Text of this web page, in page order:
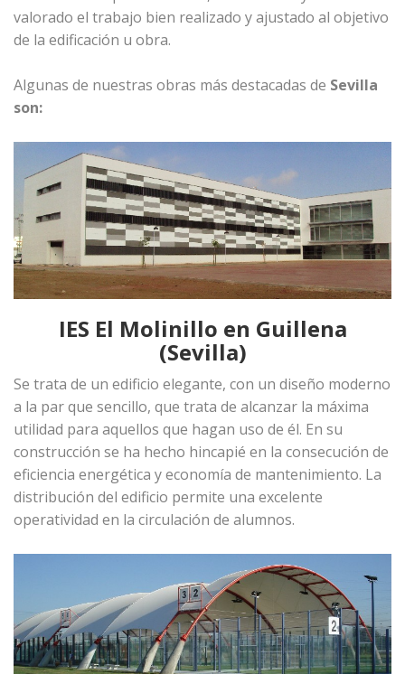
valorado el trabajo bien realizado y ajustado al objetivo
de la edificación u obra.
Algunas de nuestras obras más destacadas de Sevilla
son:
IES El Molinillo en Guillena
(Sevilla)
Se trata de un edificio elegante, con un diseño moderno
a la par que sencillo, que trata de alcanzar la máxima
utilidad para aquellos que hagan uso de él. En su
construcción se ha hecho hincapié en la consecución de
eficiencia energética y economía de mantenimiento. La
distribución del edificio permite una excelente
operatividad en la circulación de alumnos.